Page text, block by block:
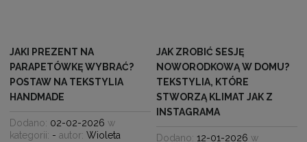
JAKI PREZENT NA
PARAPETÓWKĘ WYBRAĆ?
POSTAW NA TEKSTYLIA
HANDMADE
Dodano: 02-02-2026 w
kategorii: - autor:Wioleta
JAK ZROBIĆ SESJĘ
NOWORODKOWĄ W DOMU?
TEKSTYLIA, KTÓRE
STWORZĄ KLIMAT JAK Z
INSTAGRAMA
Dodano:12-01-2026 w